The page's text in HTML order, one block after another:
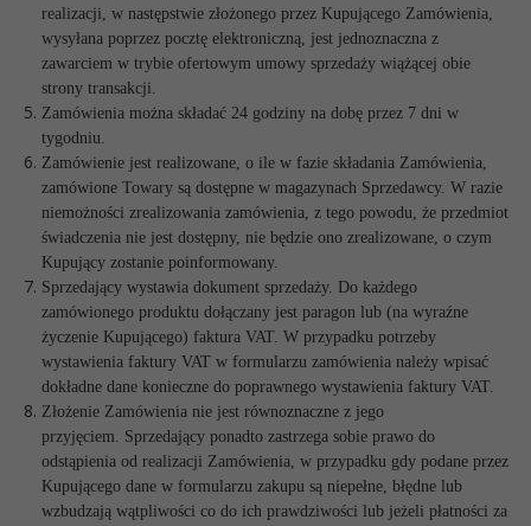
realizacji, w następstwie złożonego przez Kupującego Zamówienia,
wysyłana poprzez pocztę elektroniczną, jest jednoznaczna z
zawarciem w trybie ofertowym umowy sprzedaży wiążącej obie
strony transakcji.
Zamówienia można składać 24 godziny na dobę przez 7 dni w
tygodniu.
Zamówienie jest realizowane, o ile w fazie składania Zamówienia,
zamówione Towary są dostępne w magazynach Sprzedawcy. W razie
niemożności zrealizowania zamówienia, z tego powodu, że przedmiot
świadczenia nie jest dostępny, nie będzie ono zrealizowane, o czym
Kupujący zostanie poinformowany.
Sprzedający wystawia dokument sprzedaży. Do każdego
zamówionego produktu dołączany jest paragon lub (na wyraźne
życzenie Kupującego) faktura VAT. W przypadku potrzeby
wystawienia faktury VAT w formularzu zamówienia należy wpisać
dokładne dane konieczne do poprawnego wystawienia faktury VAT.
Złożenie Zamówienia nie jest równoznaczne z jego
przyjęciem. Sprzedający ponadto zastrzega sobie prawo do
odstąpienia od realizacji Zamówienia, w przypadku gdy podane przez
Kupującego dane w formularzu zakupu są niepełne, błędne lub
wzbudzają wątpliwości co do ich prawdziwości lub jeżeli płatności za